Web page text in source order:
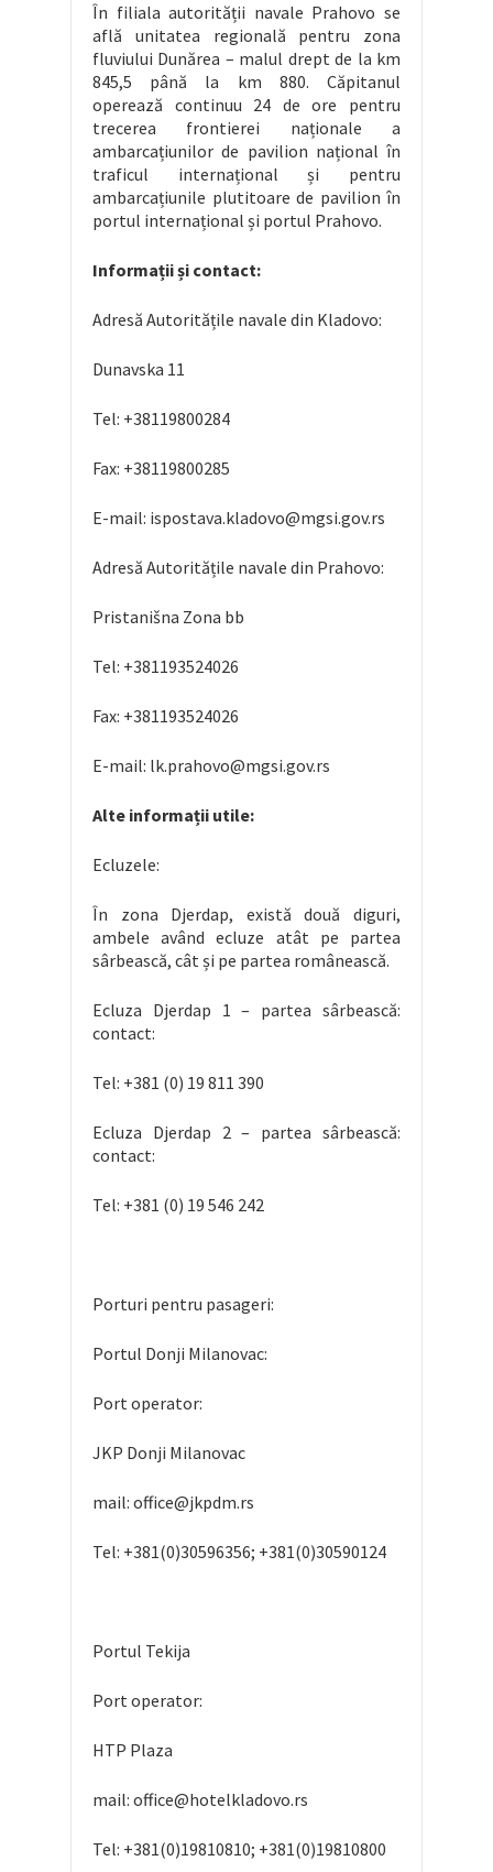
În filiala autorității navale Prahovo se
află unitatea regională pentru zona
fluviului Dunărea – malul drept de la km
845,5 până la km 880. Căpitanul
operează continuu 24 de ore pentru
trecerea frontierei naționale a
ambarcațiunilor de pavilion național în
traficul internațional și pentru
ambarcațiunile plutitoare de pavilion în
portul internațional și portul Prahovo.
Informații și contact:
Adresă Autoritățile navale din Kladovo:
Dunavska 11
Tel: +38119800284
Fax: +38119800285
E-mail: ispostava.kladovo@mgsi.gov.rs
Adresă Autoritățile navale din Prahovo:
Pristanišna Zona bb
Tel: +381193524026
Fax: +381193524026
E-mail: lk.prahovo@mgsi.gov.rs
Alte informații utile:
Ecluzele:
În zona Djerdap, există două diguri,
ambele având ecluze atât pe partea
sârbească, cât și pe partea românească.
Ecluza Djerdap 1 – partea sârbească:
contact:
Tel: +381 (0) 19 811 390
Ecluza Djerdap 2 – partea sârbească:
contact:
Tel: +381 (0) 19 546 242
Porturi pentru pasageri:
Portul Donji Milanovac:
Port operator:
JKP Donji Milanovac
mail: office@jkpdm.rs
Tel: +381(0)30596356; +381(0)30590124
Portul Tekija
Port operator:
HTP Plaza
mail: office@hotelkladovo.rs
Tel: +381(0)19810810; +381(0)19810800